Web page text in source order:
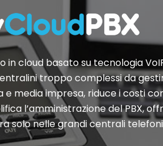
in cloud basato su tecnologia
troppo complessi da
media impresa, riduce i costi
l’amministrazione del PBX,
solo nelle grandi centrali